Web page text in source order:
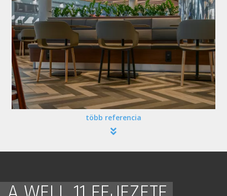
több referencia